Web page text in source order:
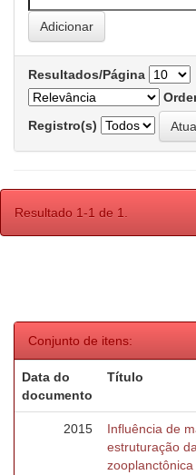
Resultados/Página
Registro(s)
Resultado 1-1 de 1.
Conjunto de itens:
Data do
documento
Título
2015
Influência de
estruturação